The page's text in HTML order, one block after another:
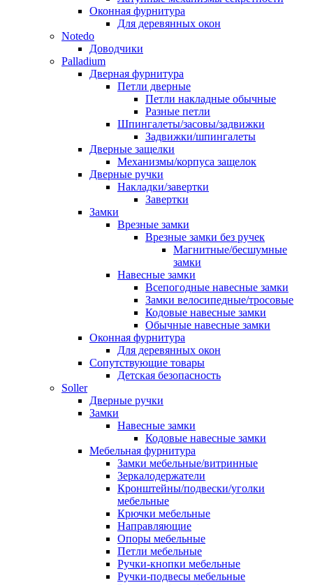
Оконная фурнитура
Для деревянных окон
Notedo
Доводчики
Palladium
Дверная фурнитура
Петли дверные
Петли накладные обычные
Разные петли
Шпингалеты/засовы/задвижки
Задвижки/шпингалеты
Дверные защелки
Механизмы/корпуса защелок
Дверные ручки
Накладки/завертки
Завертки
Замки
Врезные замки
Врезные замки без ручек
Магнитные/бесшумные
замки
Навесные замки
Всепогодные навесные замки
Замки велосипедные/тросовые
Кодовые навесные замки
Обычные навесные замки
Оконная фурнитура
Для деревянных окон
Сопутствующие товары
Детская безопасность
Soller
Дверные ручки
Замки
Навесные замки
Кодовые навесные замки
Мебельная фурнитура
Замки мебельные/витринные
Зеркалодержатели
Кронштейны/подвески/уголки
мебельные
Крючки мебельные
Направляющие
Опоры мебельные
Петли мебельные
Ручки-кнопки мебельные
Ручки-подвесы мебельные